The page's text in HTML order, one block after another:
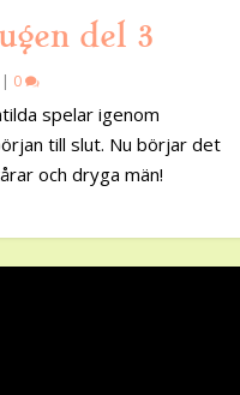
del 3
| 0
spelar igenom
till slut. Nu börjar det
och dryga män!